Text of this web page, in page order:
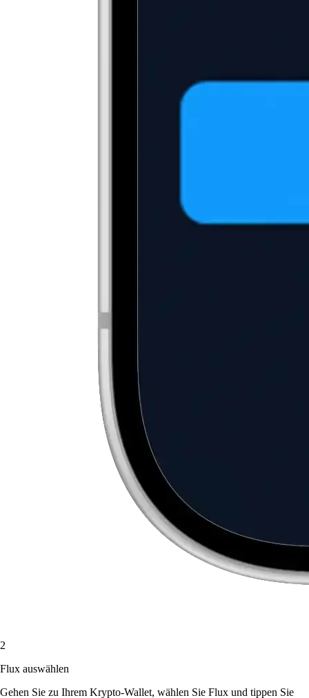
2
Flux auswählen
Gehen Sie zu Ihrem Krypto-Wallet, wählen Sie Flux und tippen Sie